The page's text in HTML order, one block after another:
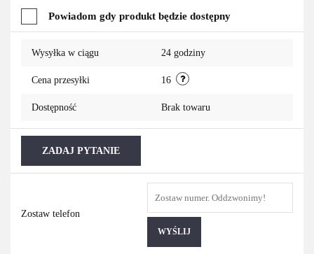
Do
Powiadom gdy produkt będzie dostępny
Wysyłka w ciągu 24 godziny
Cena przesyłki 16
Dostępność Brak towaru
ZADAJ PYTANIE
Zostaw telefon
WYŚLIJ